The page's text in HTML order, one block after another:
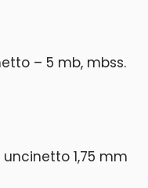
– 5 mb, mbss.
1,75 mm